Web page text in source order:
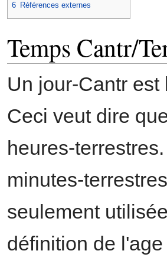
6 Références externes
Temps Cantr/
Un jour-Cantr
Ceci veut dire
heures-
minutes-
seulement
définition de